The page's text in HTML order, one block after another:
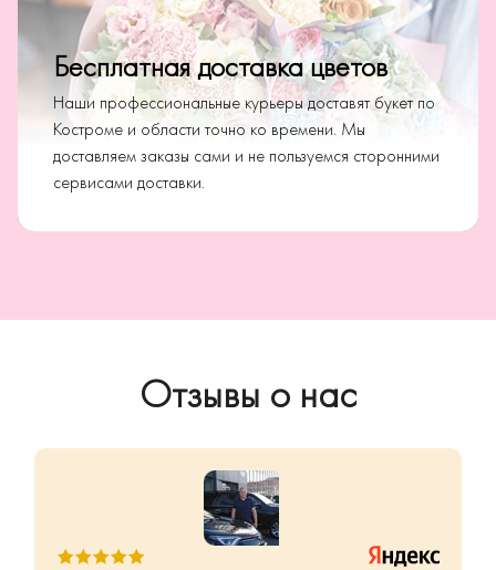
Бесплатная доставка цветов
Наши профессиональные курьеры доставят букет по
Костроме и области точно ко времени. Мы
доставляем заказы сами и не пользуемся сторонними
сервисами доставки.
Отзывы о нас